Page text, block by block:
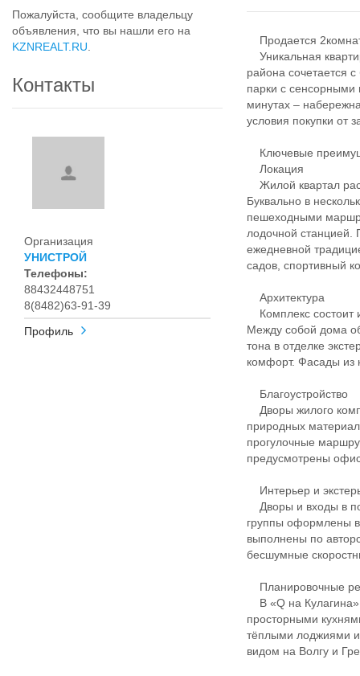
Пожалуйста, сообщите владельцу
объявления, что вы нашли его на
KZNREALT.RU
Контакты
Организация
УНИСТРОЙ
Телефоны:
88432448751
8(8482)63-91-39
Профиль
Продается
Уникальная
района сочетается
парки с
минутах –
условия покупки от
Ключевые
Локация
Жилой квартал
Буквально в
пешеходными
лодочной станцией.
ежедневной
садов, спортивный
Архитектура
Комплекс состоит
Между собой дома
тона в отделке
комфорт. Фасады из
Благоустройство
Дворы жилого
природных
прогулочные
предусмотрены
Интерьер и
Дворы и входы в
группы оформлены
выполнены по
бесшумные
Планировочные
В «Q на Кулагина»
просторными
тёплыми лоджиями и
видом на Волгу и